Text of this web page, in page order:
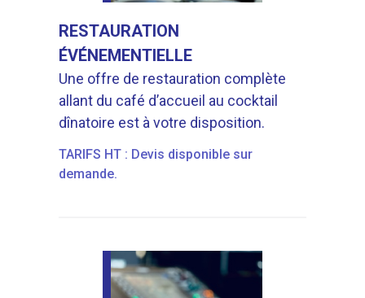
RESTAURATION
ÉVÉNEMENTIELLE
Une offre de restauration complète
allant du café d’accueil au cocktail
dînatoire est à votre disposition.
TARIFS HT : Devis disponible sur
demande.